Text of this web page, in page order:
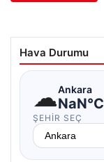
Hava Durumu
☁Ankara
NaN°C
ŞEHIR SEÇ